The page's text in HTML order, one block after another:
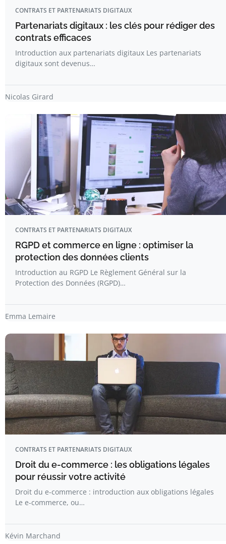
CONTRATS ET PARTENARIATS DIGITAUX
Partenariats digitaux : les clés pour rédiger des
contrats efficaces
Introduction aux partenariats digitaux Les partenariats
digitaux sont devenus…
Nicolas Girard
CONTRATS ET PARTENARIATS DIGITAUX
RGPD et commerce en ligne : optimiser la
protection des données clients
Introduction au RGPD Le Règlement Général sur la
Protection des Données (RGPD)…
Emma Lemaire
CONTRATS ET PARTENARIATS DIGITAUX
Droit du e-commerce : les obligations légales
pour réussir votre activité
Droit du e-commerce : introduction aux obligations légales
Le e-commerce, ou…
Kévin Marchand